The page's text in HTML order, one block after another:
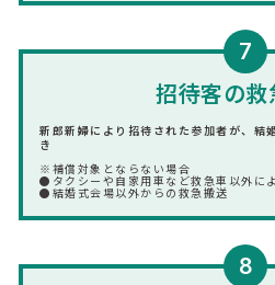
7
招待客の救
新郎新婦により招待された参加者が、結
き
※補償対象とならない場合
●タクシーや自家用車など救急車以外に
●結婚式会場以外からの救急搬送
8